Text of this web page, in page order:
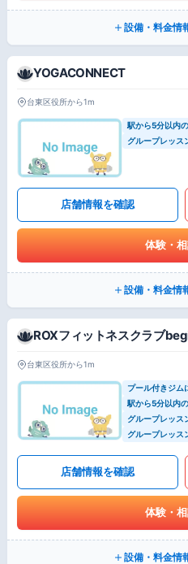
設備・料金情
YOGACONNECT
台東区役所から1m
駅から5分以内
グループレッス
店舗情報を確認
体験・
設備・料金情
ROXフィットネスクラブ
台東区役所から1m
プール付きジム
駅から5分以内
グループレッス
グループレッス
店舗情報を確認
体験・
設備・料金情